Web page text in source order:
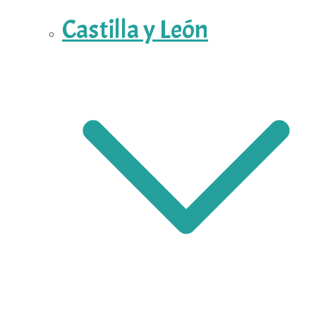
Castilla y León